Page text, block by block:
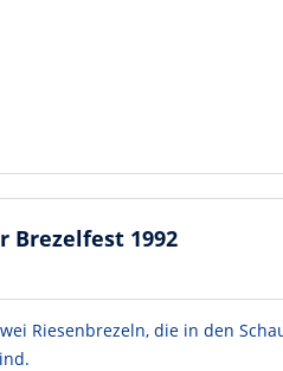
Brezelfest 1992
Riesenbrezeln, die in den